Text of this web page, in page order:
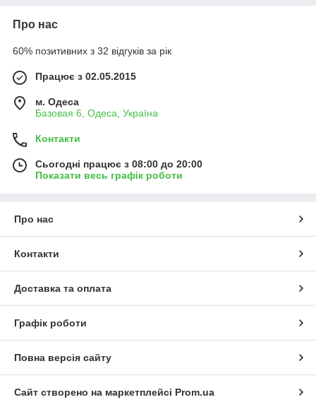
Про нас
60% позитивних з 32 відгуків за рік
Працює з 02.05.2015
м. Одеса
Базовая 6, Одеса, Україна
Контакти
Сьогодні працює з 08:00 до 20:00
Показати весь графік роботи
Про нас
Контакти
Доставка та оплата
Графік роботи
Повна версія сайту
Сайт створено на маркетплейсі Prom.ua